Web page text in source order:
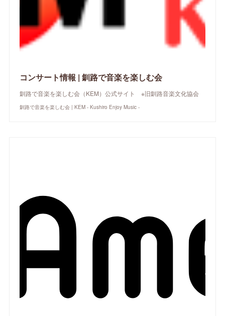
コンサート情報 | 釧路で音楽を楽しむ会
釧路で音楽を楽しむ会（KEM）公式サイト ※旧釧路音楽文化協会
釧路で音楽を楽しむ会 | KEM - Kushiro Enjoy Music -